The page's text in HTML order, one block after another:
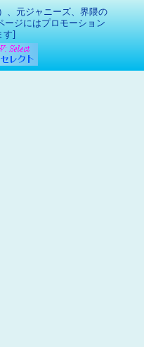
、元ジャニーズ、界隈の
ージにはプロモーション
す]